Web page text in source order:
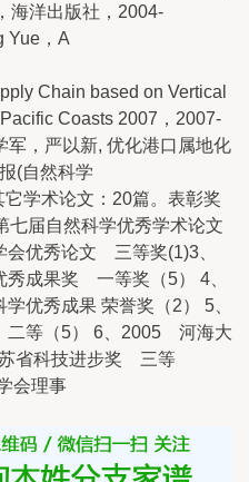
海洋出版社，2004-
Yue，A
Chain based on Vertical
Coasts 2007，2007-
军，严以新, 优化港口属地化
(自然科学
学术论文：20篇。表彰奖
七届自然科学优秀学术论文
会优秀论文 三等奖(1)3、
秀成果奖 一等奖（5） 4、
优秀成果 荣誉奖（2） 5、
二等（5） 6、2005 河海大
苏省科技进步奖 三等
会理事